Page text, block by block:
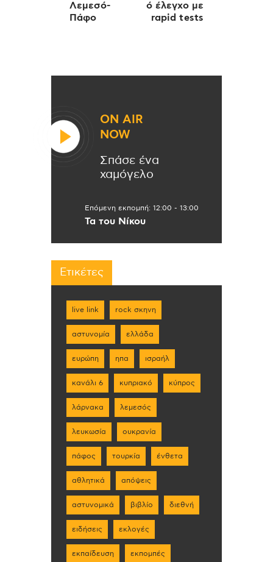
Λεμεσό-
Πάφο
ό έλεγχο με
rapid tests
ON AIR
NOW
Σπάσε ένα
χαμόγελο
Επόμενη εκπομπή: 12:00 - 13:00
Τα του Νίκου
Ετικέτες
live link rock σκηνη
αστυνομία ελλάδα
ευρώπη ηπα ισραήλ
κανάλι 6 κυπριακό κύπρος
λάρνακα λεμεσός
λευκωσία ουκρανία
πάφος τουρκία ένθετα
αθλητικά απόψεις
αστυνομικά βιβλίο διεθνή
ειδήσεις εκλογές
εκπαίδευση εκπομπές